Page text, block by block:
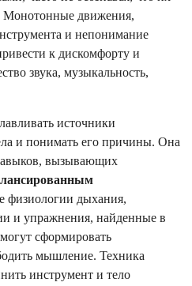
Монотонные движения,
и непонимание
к дискомфорту и
звука, музыкальность,
источники
и понимать его причины. Она
вызывающих
физиологии дыхания,
и упражнения, найденные в
сформировать
мышление. Техника
инструмент и тело